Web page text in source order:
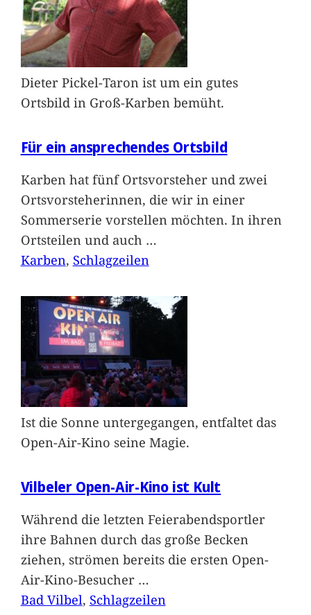
Dieter Pickel-Taron ist um ein gutes
Ortsbild in Groß-Karben bemüht.
Für ein ansprechendes Ortsbild
Karben hat fünf Ortsvorsteher und zwei
Ortsvorsteherinnen, die wir in einer
Sommerserie vorstellen möchten. In ihren
Ortsteilen und auch …
Karben, Schlagzeilen
Ist die Sonne untergegangen, entfaltet das
Open-Air-Kino seine Magie.
Vilbeler Open-Air-Kino ist Kult
Während die letzten Feierabendsportler
ihre Bahnen durch das große Becken
ziehen, strömen bereits die ersten Open-
Air-Kino-Besucher …
Bad Vilbel, Schlagzeilen